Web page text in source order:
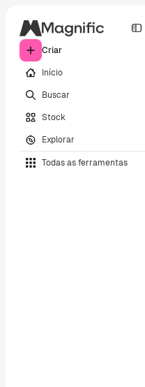
Criar
Início
Buscar
Stock
Explorar
Todas as ferramentas